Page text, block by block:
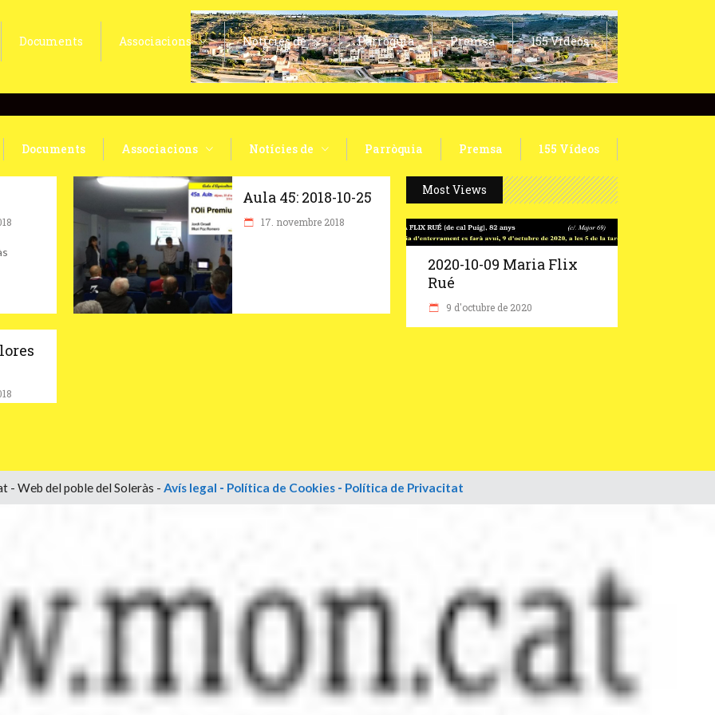
Documents Associacions Notícies de Parròquia Premsa 155 Vídeos
Documents Associacions Notícies de Parròquia Premsa 155 Vídeos
Aula 45: 2018-10-25
17. novembre 2018
Most Views
2020-10-09 Maria Flix
Rué
9 d'octubre de 2020
- Web del poble del Soleràs - Avís legal - Política de Cookies- Política de Privacitat